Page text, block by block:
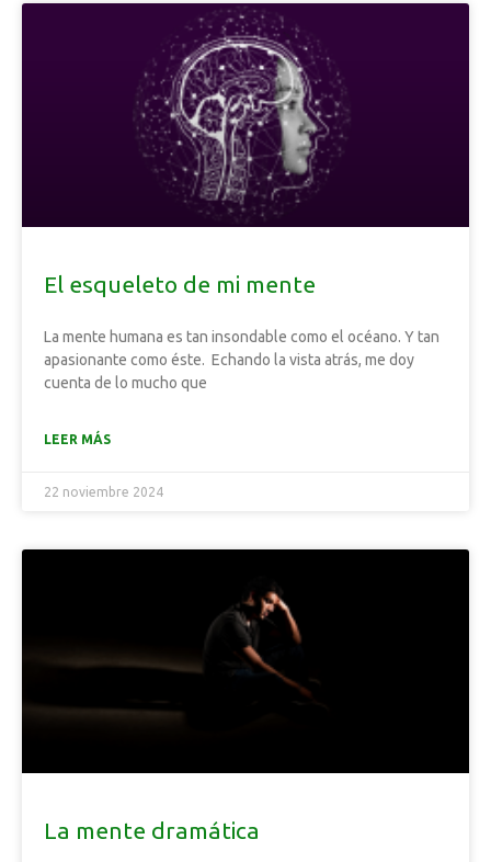
El esqueleto de mi mente
La mente humana es tan insondable como el océano. Y tan
apasionante como éste. Echando la vista atrás, me doy
cuenta de lo mucho que
LEER MÁS
22 noviembre 2024
La mente dramática